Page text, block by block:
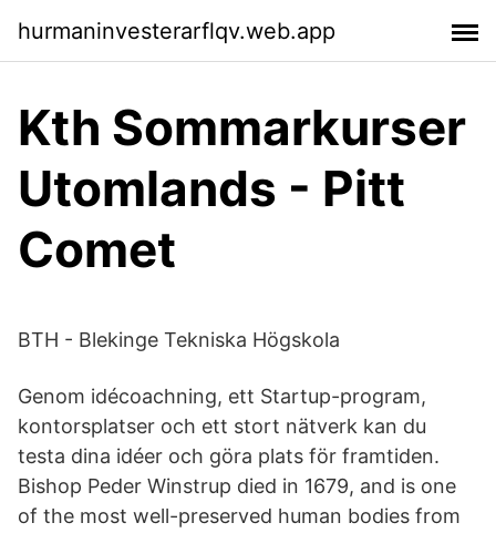
hurmaninvesterarflqv.web.app
Kth Sommarkurser
Utomlands - Pitt
Comet
BTH - Blekinge Tekniska Högskola
Genom idécoachning, ett Startup-program,
kontorsplatser och ett stort nätverk kan du
testa dina idéer och göra plats för framtiden.
Bishop Peder Winstrup died in 1679, and is one
of the most well-preserved human bodies from